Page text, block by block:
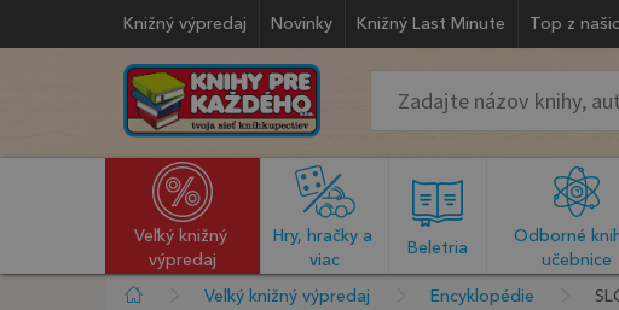
Knižný výpredaj Novinky Knižný Last Minute Top z
Veľký knižný
výpredaj
Hry, hračky a
viac
Beletria
Odborné
učebnice
Veľký knižný výpredaj Encyklopédie